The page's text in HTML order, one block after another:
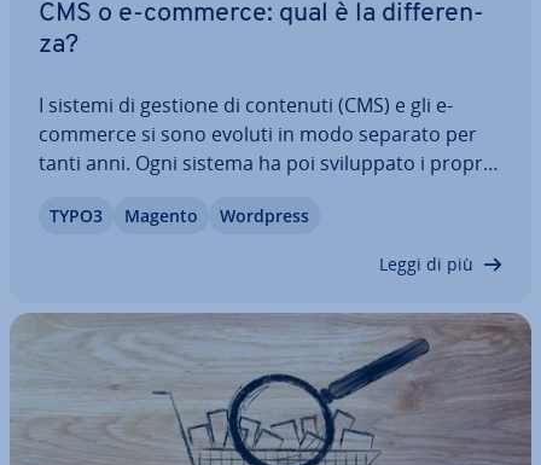
CMS o e-commerce: qual è la dif­fe­ren­
za?
I sistemi di gestione di contenuti (CMS) e gli e-
commerce si sono evoluti in modo separato per
tanti anni. Ogni sistema ha poi svi­lup­pa­to i propri
Commerce” tuttavia si tende a fare ri­fe­ri­men­to a
TYPO3 Magento Wordpress
Leggi di più